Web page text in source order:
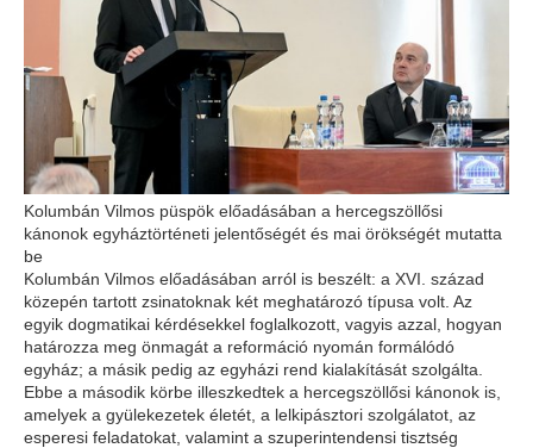
Kolumbán Vilmos püspök előadásában a hercegszöllősi
kánonok egyháztörténeti jelentőségét és mai örökségét mutatta
be
Kolumbán Vilmos előadásában arról is beszélt: a XVI. század
közepén tartott zsinatoknak két meghatározó típusa volt. Az
egyik dogmatikai kérdésekkel foglalkozott, vagyis azzal, hogyan
határozza meg önmagát a reformáció nyomán formálódó
egyház; a másik pedig az egyházi rend kialakítását szolgálta.
Ebbe a második körbe illeszkedtek a hercegszöllősi kánonok is,
amelyek a gyülekezetek életét, a lelkipásztori szolgálatot, az
esperesi feladatokat, valamint a szuperintendensi tisztség